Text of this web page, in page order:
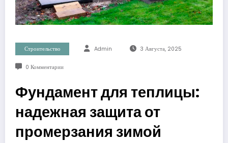
Строительство Admin 3 Августа, 2025
0 Комментарии
Фундамент для теплицы:
надежная защита от
промерзания зимой